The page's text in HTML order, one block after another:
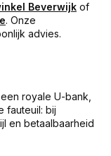
Beverwijk of
. Onze
advies.
royale U-bank,
fauteuil: bij
en betaalbaarheid